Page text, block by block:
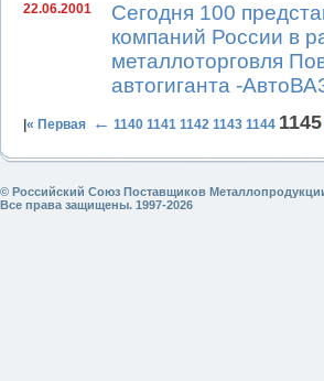
22.06.2001
Сегодня 100
компаний России в
металлоторговля
автогиганта -
« Первая ← 1140 1141 1142 1143 1144 1145
© Российский Союз Поставщиков
Все права защищены. 1997-2026